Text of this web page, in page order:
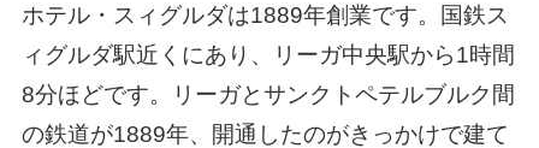
ホテル・スィグルダは1889年創業です。国鉄ス
ィグルダ駅近くにあり、リーガ中央駅から1時間
8分ほどです。リーガとサンクトペテルブルク間
の鉄道が1889年、開通したのがきっかけで建て